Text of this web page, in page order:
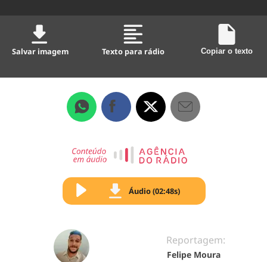
Salvar imagem Texto para rádio Copiar o texto
Áudio (02:48s)
Reportagem:
Felipe Moura